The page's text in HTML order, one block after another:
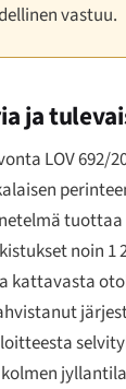
vastuu.
ja
LOV 692/
noin 1
kattavasta